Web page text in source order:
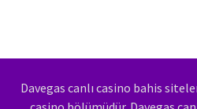
Davegas canlı casino bahis